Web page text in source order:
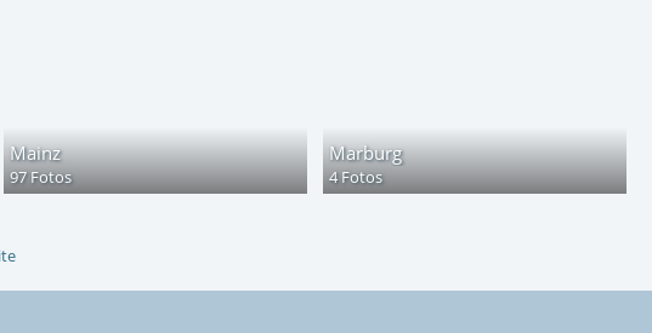
Mainz
97 Fotos
Marburg
4 Fotos